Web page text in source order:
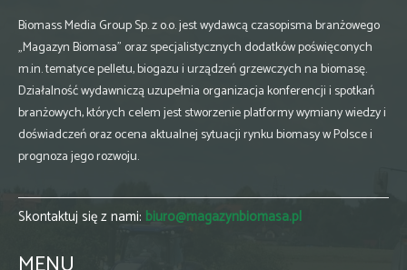
Biomass Media Group Sp. z o.o. jest wydawcą czasopisma branżowego
„Magazyn Biomasa” oraz specjalistycznych dodatków poświęconych
m.in. tematyce pelletu, biogazu i urządzeń grzewczych na biomasę.
Działalność wydawniczą uzupełnia organizacja konferencji i spotkań
branżowych, których celem jest stworzenie platformy wymiany wiedzy i
doświadczeń oraz ocena aktualnej sytuacji rynku biomasy w Polsce i
prognoza jego rozwoju.
Skontaktuj się z nami: biuro@magazynbiomasa.pl